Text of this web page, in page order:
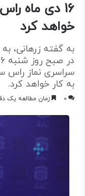
خواهد کرد
به گفته زرهانی،
به کار خواهد کرد.
0 زمان مطالعه یک